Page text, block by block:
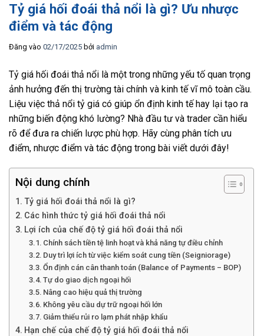
Tỷ giá hối đoái thả nổi là gì? Ưu nhược
điểm và tác động
Đăng vào 02/17/2025 bởi admin
Tỷ giá hối đoái thả nổi là một trong những yếu tố quan trọng
ảnh hưởng đến thị trường tài chính và kinh tế vĩ mô toàn cầu.
Liệu việc thả nổi tỷ giá có giúp ổn định kinh tế hay lại tạo ra
những biến động khó lường? Nhà đầu tư và trader cần hiểu
rõ để đưa ra chiến lược phù hợp. Hãy cùng phân tích ưu
điểm, nhược điểm và tác động trong bài viết dưới đây!
Nội dung chính
Tỷ giá hối đoái thả nổi là gì?
Các hình thức tỷ giá hối đoái thả nổi
Lợi ích của chế độ tỷ giá hối đoái thả nổi
Chính sách tiền tệ linh hoạt và khả năng tự điều chỉnh
Duy trì lợi ích từ việc kiểm soát cung tiền (Seigniorage)
Ổn định cán cân thanh toán (Balance of Payments – BOP)
Tự do giao dịch ngoại hối
Nâng cao hiệu quả thị trường
Không yêu cầu dự trữ ngoại hối lớn
Giảm thiểu rủi ro lạm phát nhập khẩu
Hạn chế của chế độ tỷ giá hối đoái thả nổi